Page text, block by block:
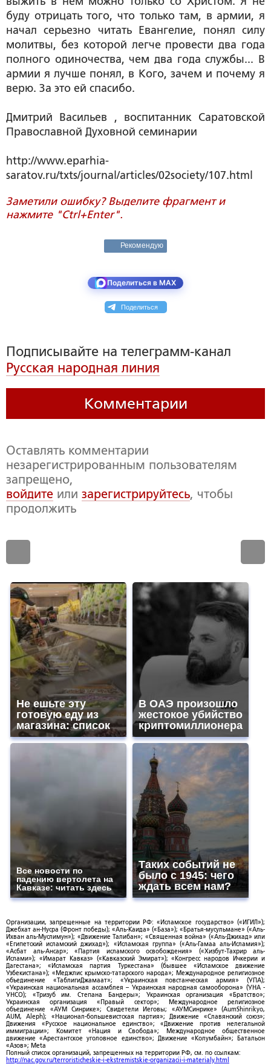
буду отрицать того, что только там, в армии, я
начал серьезно читать Евангелие, понял силу
молитвы, без которой легче провести два года
полного одиночества, чем два года службы... В
армии я лучше понял, в Кого, зачем и почему я
верю. За это ей спасибо.
Дмитрий Васильев , воспитанник Саратовской
Православной Духовной семинарии
http://www.eparhia-
saratov.ru/txts/journal/articles/02society/107.html
Заметили ошибку? Выделите фрагмент и
нажмите "Ctrl+Enter".
Рекомендую
Поделиться в MAX
Поделиться
Подписывайте на телеграмм-канал
Русская народная линия
Комментарии
Оставлять комментарии
незарегистрированным пользователям
запрещено,
войдите или зарегистрируйтесь, чтобы
продолжить
Не ешьте эту
готовую еду из
магазина: список
В ОАЭ произошло
жестокое убийство
криптомиллионера
Все новости по
падению вертолета на
Кавказе: читать здесь
Таких событий не
было с 1945: чего
ждать всем нам?
Организации, запрещенные на территории РФ: «Исламское государство» («ИГИЛ»);
Джебхат ан-Нусра (Фронт победы); «Аль-Каида» («База»); «Братья-мусульмане» («Аль-
Ихван аль-Муслимун»); «Движение Талибан»; «Священная война» («Аль-Джихад» или
«Египетский исламский джихад»); «Исламская группа» («Аль-Гамаа аль-Исламия»);
«Асбат аль-Ансар»; «Партия исламского освобождения» («Хизбут-Тахрир аль-
Ислами»); «Имарат Кавказ» («Кавказский Эмират»); «Конгресс народов Ичкерии и
Дагестана»; «Исламская партия Туркестана» (бывшее «Исламское движение
Узбекистана»); «Меджлис крымско-татарского народа»; Международное религиозное
объединение «ТаблигиДжамаат»; «Украинская повстанческая армия» (УПА);
«Украинская национальная ассамблея – Украинская народная самооборона» (УНА -
УНСО); «Тризуб им. Степана Бандеры»; Украинская организация «Братство»;
Украинская организация «Правый сектор»; Международное религиозное
объединение «АУМ Синрике»; Свидетели Иеговы; «АУМСинрике» (AumShinrikyo,
AUM, Aleph); «Национал-большевистская партия»; Движение «Славянский союз»;
Движения «Русское национальное единство»; «Движение против нелегальной
иммиграции»; Комитет «Нация и Свобода»; Международное общественное
движение «Арестантское уголовное единство»; Движение «Колумбайн»; Батальон
«Азов»; Meta
Полный список организаций, запрещенных на территории РФ, см. по ссылкам:
http://nac.gov.ru/terroristicheskie-i-ekstremistskie-organizacii-i-materialy.html